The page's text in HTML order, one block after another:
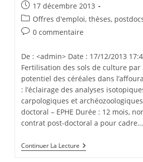
17 décembre 2013
Offres d'emploi, thèses,
0 commentaire
De : <admin> Date : 17/12/2013
Fertilisation des sols de culture
potentiel des céréales dans
: l’éclairage des analyses
carpologiques et
doctoral – EPHE Durée : 12 mois,
contrat post-doctoral a pour cadre…
Continuer La Lecture